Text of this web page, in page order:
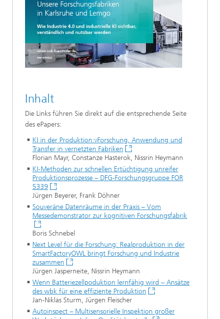
Inhalt
Die Links führen Sie direkt auf die entsprechende Seite
des ePapers:
KI in der Produktion:vForschung, Anwendung und
Transfer in vernetzten Fabriken
Florian Mayr, Constanze Hasterok, Nissrin Heymann
KI-Methoden zur schnellen Ertüchtigung unreifer
Produktionsprozesse – DFG-Forschungsgruppe FOR
5339
Jürgen Beyerer, Frank Döhner
Souveräne Datenräume in der Praxis – Vom
Messedemonstrator zur kognitiven Forschungsfabrik
Boris Schnebel
Next Level für die Forschung: Realproduktion in der
SmartFactoryOWL bringt Forschung und Industrie
zusammen
Jürgen Jasperneite, Nissrin Heymann
Wenn Batteriezellpoduktion lernfähig wird – Ansätze
des wbk für eine effiziente Produktion
Jan-Niklas Sturm, Jürgen Fleischer
Autoinspect – Multisensorielle Inspektion großer